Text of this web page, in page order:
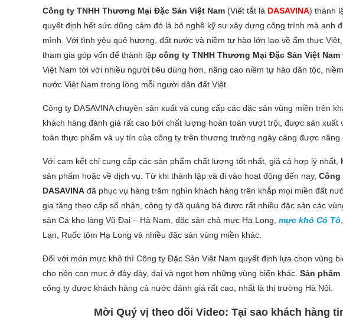
Công ty TNHH Thương Mại Đặc Sản Việt Nam (Viết tắt là DASAVINA) thành
quyết định hết sức dũng cảm đó là bỏ nghề kỹ sư xây dựng công trình mà anh
mình. Với tình yêu quê hương, đất nước và niềm tự hào lớn lao về ẩm thực
tham gia góp vốn để thành lập công ty TNHH Thương Mại Đặc Sản Việt Nam
Việt Nam tới với nhiều người tiêu dùng hơn, nâng cao niềm tự hào dân tộc,
nước Việt Nam trong lòng mỗi người dân đất Việt.
Công ty DASAVINA chuyên sản xuất và cung cấp các đặc sản vùng miền trên
khách hàng đánh giá rất cao bởi chất lượng hoàn toàn vượt trội, được sản
toàn thực phẩm và uy tín của công ty trên thương trường ngày càng được nâng
Với cam kết chỉ cung cấp các sản phẩm chất lượng tốt nhất, giá cả hợp lý nhất,
sản phẩm hoặc về dịch vụ. Từ khi thành lập và đi vào hoạt động đến nay, Công
DASAVINA đã phục vụ hàng trăm nghìn khách hàng trên khắp mọi miền đất
gia tăng theo cấp số nhân, công ty đã quảng bá được rất nhiều đặc sản các
sản Cá kho làng Vũ Đại – Hà Nam, đặc sản chả mực Hạ Long, mực khô Cô Tô
Lạn, Ruốc tôm Hạ Long và nhiều đặc sản vùng miền khác.
Đối với món mực khô thì Công ty Đặc Sản Việt Nam quyết định lựa chọn vùng
cho nên con mực ở đây dày, dai và ngọt hơn những vùng biển khác. Sản
công ty được khách hàng cả nước đánh giá rất cao, nhất là thị trường Hà Nội.
Mời Quý vị theo dõi Video: Tại sao khách hàng